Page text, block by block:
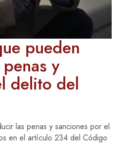
pueden
y
delito del
las penas y sanciones por el
en el artículo 234 del Código